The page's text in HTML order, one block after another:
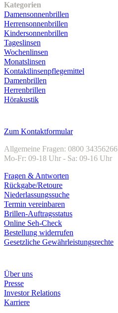
Kategorien
Damensonnenbrillen
Herrensonnenbrillen
Kindersonnenbrillen
Tageslinsen
Wochenlinsen
Monatslinsen
Kontaktlinsenpflegemittel
Damenbrillen
Herrenbrillen
Hörakustik
Zum Kontaktformular
Allgemeine Fragen: 0800 34356266
Mo-Fr: 09-18 Uhr - Sa: 09-16 Uhr
Fragen & Antworten
Rückgabe/Retoure
Niederlassungssuche
Termin vereinbaren
Brillen-Auftragsstatus
Online Seh-Check
Bestellung widerrufen
Gesetzliche Gewährleistungsrechte
Über uns
Presse
Investor Relations
Karriere